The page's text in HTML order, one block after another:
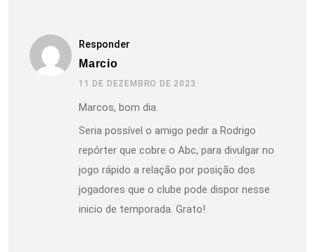
Responder
Marcio
11 DE DEZEMBRO DE 2023
Marcos, bom dia.
Seria possível o amigo pedir a Rodrigo
repórter que cobre o Abc, para divulgar no
jogo rápido a relação por posição dos
jogadores que o clube pode dispor nesse
inicio de temporada. Grato!